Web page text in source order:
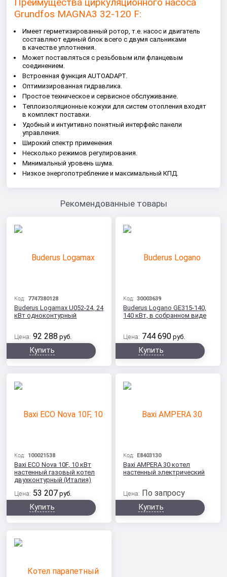
Grundfos MAGNA3 32-120 F:
Имеет герметизированный ротор, т.е. насос и двигатель
составляют единый блок всего с двумя сальниками
в качестве уплотнения.
Может поставляться с резьбовым или фланцевым
соединением.
Встроенная функция AUTOADAPT.
Оптимизированная гидравлика.
Простое техническое и сервисное обслуживание.
Теплоизоляционные кожухи для систем отопления входят
в комплект поставки.
Удобный и интуитивно понятный интерфейс панели
управления.
Широкий спектр применения
Несколько режимов регулирования.
Минимальный уровень шума.
Низкое энергопотребление и максимальный КПД.
Рекомендованные товары
Код: 7747380128
Buderus Logamax U052-24, 24
кВт одноконтурный
Цена: 92 288 руб.
Купить
Код:30003639
Buderus Logano GE315-140,
140 кВт, в собранном виде
Цена: 744 690 руб.
Купить
Код: 100021538
Baxi ECO Nova 10F, 10 кВт
настенный газовый котел
двухконтурный (Италия)
Цена: 53 207 руб.
Купить
Код: E8403130
Baxi AMPERA 30 котел
настенный электрический
Цена: По запросу
Купить